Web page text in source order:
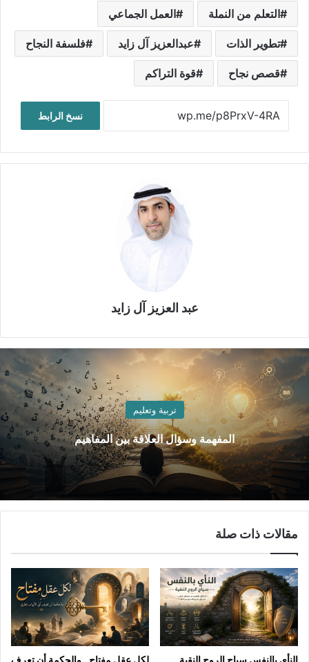
التعلم من النملة العمل الجماعي
تطوير الذات عبدالعزيز آل زايد فلسفة النجاح
قصص نجاح قوة التراكم
نسخ الرابط
عبد العزيز آل زايد
تربية وتعليم
المفهمة وسؤال العلاقة بين المفاهيم
مقالات ذات صلة
النأي بالنفس سياج الروح النقية
لكل عقلٍ مفتاح.. والحكمة أن تعرف